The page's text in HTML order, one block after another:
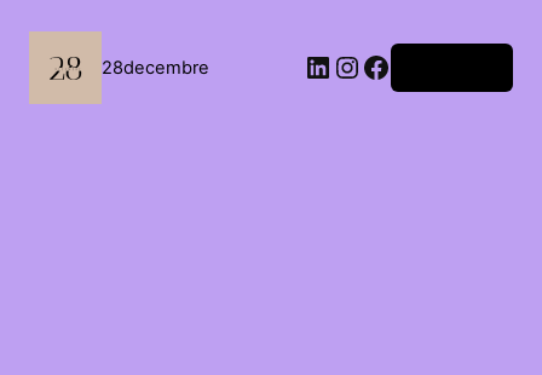
contenu
28decembre LinkedIn
Instagram
Facebook